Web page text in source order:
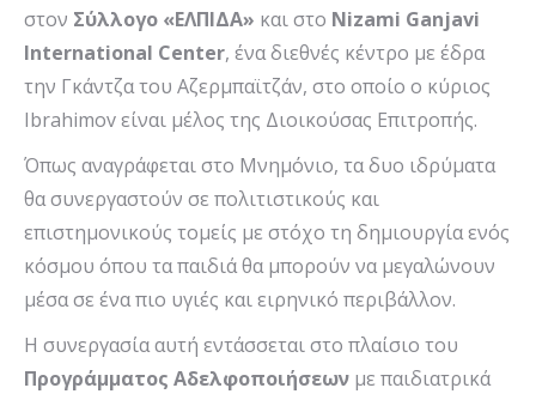
στον Σύλλογο «ΕΛΠΙΔΑ» και στο Nizami Ganjavi
International Center, ένα διεθνές κέντρο με έδρα
την Γκάντζα του Αζερμπαϊτζάν, στο οποίο ο κύριος
Ibrahimov είναι μέλος της Διοικούσας Επιτροπής.
Όπως αναγράφεται στο Μνημόνιο, τα δυο ιδρύματα
θα συνεργαστούν σε πολιτιστικούς και
επιστημονικούς τομείς με στόχο τη δημιουργία ενός
κόσμου όπου τα παιδιά θα μπορούν να μεγαλώνουν
μέσα σε ένα πιο υγιές και ειρηνικό περιβάλλον.
Η συνεργασία αυτή εντάσσεται στο πλαίσιο του
Προγράμματος Αδελφοποιήσεων με παιδιατρικά